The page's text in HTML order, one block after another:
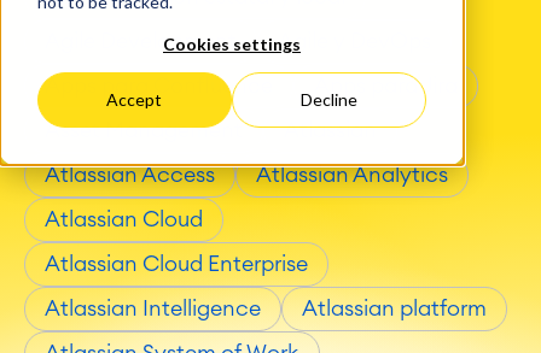
Cookies settings
Accept Decline
Agile Development Agile y DevOps
Apps para Confluence Apps para Jira
Asset Management Atlassian
Atlassian Access Atlassian Analytics
Atlassian Cloud
Atlassian Cloud Enterprise
Atlassian Intelligence Atlassian platform